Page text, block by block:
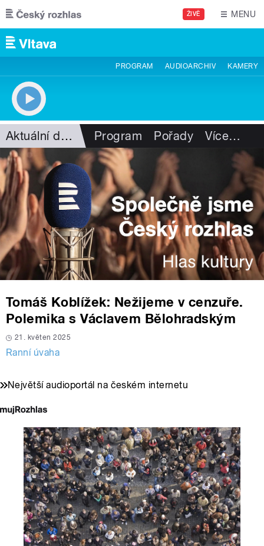
Přejít k hlavnímu obsahu
ŽIVĚ MENU
PROGRAM AUDIOARCHIV KAMERY
Aktuální dění Program Pořady Více…
Tomáš Koblížek: Nežijeme v cenzuře.
Polemika s Václavem Bělohradským
21. květen 2025
Ranní úvaha
Největší audioportál na českém internetu